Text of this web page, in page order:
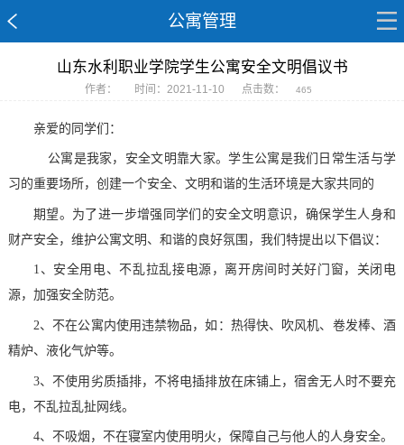
公寓管理
山东水利职业学院学生公寓安全文明倡议书
作者： 时间：2021-11-10 点击数： 465
亲爱的同学们：
公寓是我家，安全文明靠大家。学生公寓是我们日常生活与学
习的重要场所，创建一个安全、文明和谐的生活环境是大家共同的
期望。为了进一步增强同学们的安全文明意识，确保学生人身和
财产安全，维护公寓文明、和谐的良好氛围，我们特提出以下倡议：
1、安全用电、不乱拉乱接电源，离开房间时关好门窗，关闭电
源，加强安全防范。
2、不在公寓内使用违禁物品，如：热得快、吹风机、卷发棒、酒
精炉、液化气炉等。
3、不使用劣质插排，不将电插排放在床铺上，宿舍无人时不要充
电，不乱拉乱扯网线。
4、不吸烟，不在寝室内使用明火，保障自己与他人的人身安全。